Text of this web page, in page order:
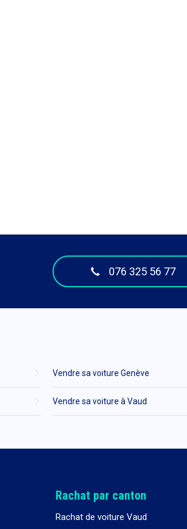
076 325 56 77
Vendre sa voiture Genève
Vendre sa voiture à Vaud
Rachat par canton
Rachat de voiture Vaud